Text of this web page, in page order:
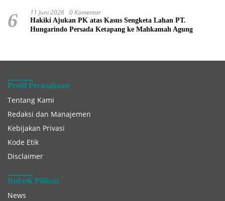
6 11 Juni 2026 0 Komentar
Hakiki Ajukan PK atas Kasus Sengketa Lahan PT.
Hungarindo Persada Ketapang ke Mahkamah Agung
Profil Perusahaan
Tentang Kami
Redaksi dan Manajemen
Kebijakan Privasi
Kode Etik
Disclaimer
Rubrik Pilihan
News